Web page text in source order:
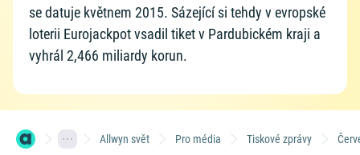
se datuje květnem 2015. Sázející si tehdy v evropské
loterii Eurojackpot vsadil tiket v Pardubickém kraji a
vyhrál 2,466 miliardy korun.
Allwyn svět Pro média Tiskové zprávy